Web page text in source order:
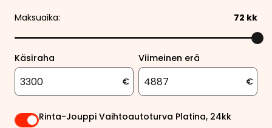
Maksuaika: 72 kk
Käsiraha
€
Viimeinen erä
€
Rinta-Jouppi Vaihtoautoturva Platina, 24kk